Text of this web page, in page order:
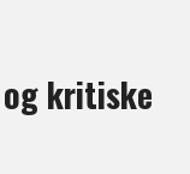
kritiske